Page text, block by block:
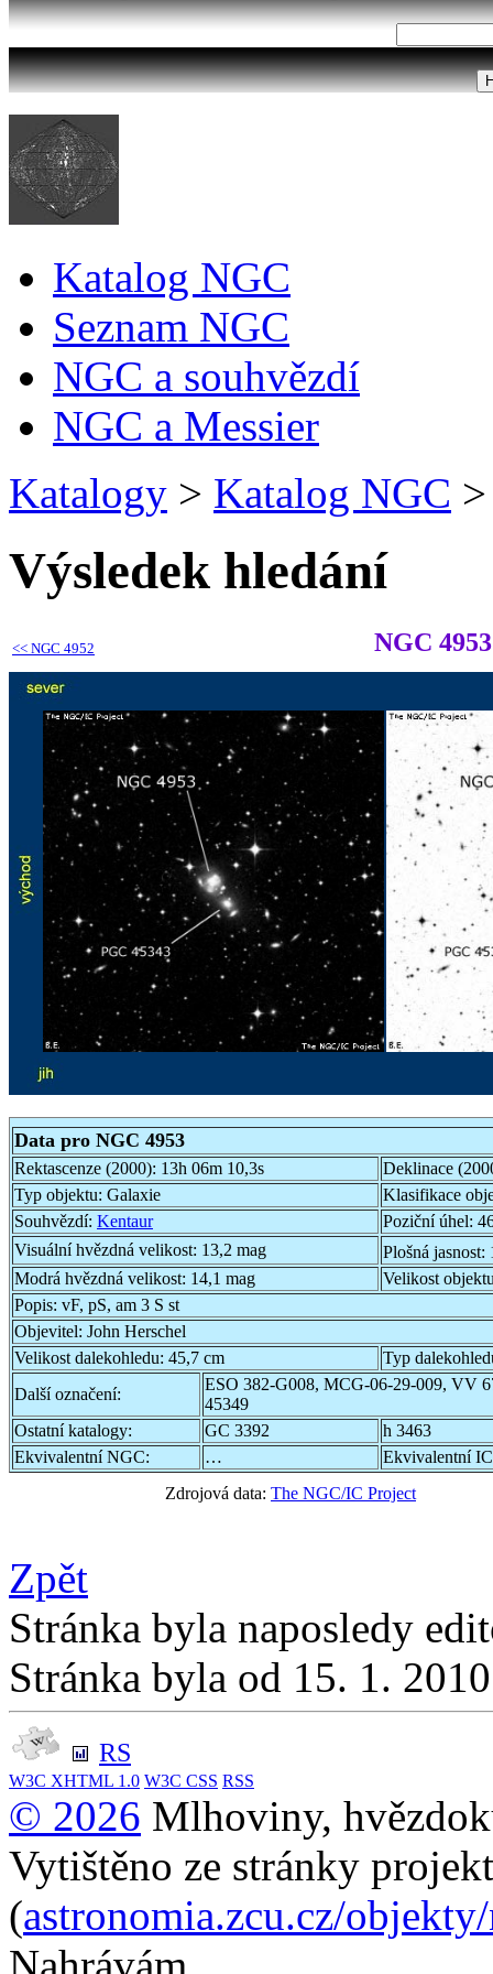
Katalog NGC
Seznam NGC
NGC a souhvězdí
NGC a Messier
Katalogy > Katalog NGC >
Výsledek hledání
<< NGC 4952 NGC 4953
Data pro NGC 4953
Rektascenze (2000): 13h 06m 10,3s
Deklinace
Typ objektu: Galaxie
Klasifikace
Souhvězdí: Kentaur Poziční úhel:
Visuální hvězdná velikost: 13,2 mag Plošná jasnost:
Modrá hvězdná velikost: 14,1 mag
Velikost
Popis: vF, pS, am 3 S st
Objevitel: John Herschel
Velikost dalekohledu: 45,7 cm
Typ
Další označení:
ESO 382-G008, MCG-06-29-009, VV
45349
Ostatní katalogy:
GC 3392
h 3463
Ekvivalentní NGC:
…
Ekvivalentní
Zdrojová data: The NGC/IC Project
Zpět
Stránka byla naposledy
Stránka byla od 15. 1.
RS
W3C XHTML 1.0 W3C CSS RSS
© 2026 Mlhoviny,
Vytištěno ze stránky
(astronomia.zcu.cz/
Nahrávám...